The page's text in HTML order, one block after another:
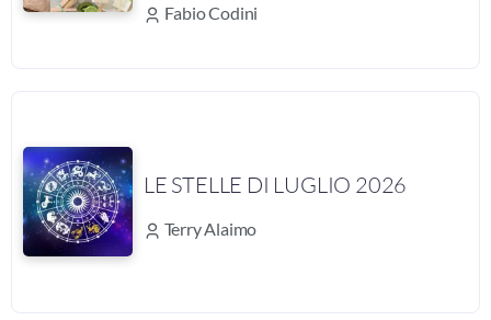
Fabio Codini
LE STELLE DI LUGLIO 2026
Terry Alaimo